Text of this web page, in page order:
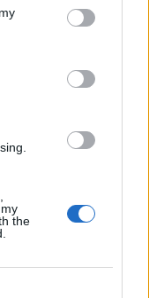
the
et facilite la
un trait
trop épais ou
Optez pour la
prendre le temps
pour obtenir